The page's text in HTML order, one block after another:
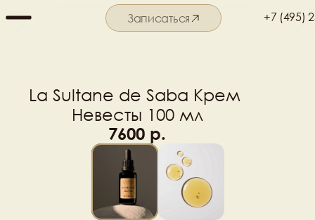
Записаться +7 (495)
La Sultane de Saba Крем
Невесты 100 мл
7600 р.